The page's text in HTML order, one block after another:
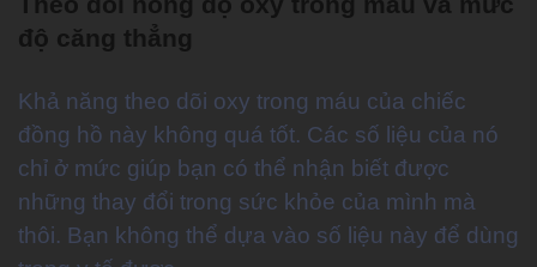
độ căng thẳng
Khả năng theo dõi oxy trong máu của chiếc
đồng hồ này không quá tốt. Các số liệu của nó
chỉ ở mức giúp bạn có thể nhận biết được
những thay đổi trong sức khỏe của mình mà
thôi. Bạn không thể dựa vào số liệu này để dùng